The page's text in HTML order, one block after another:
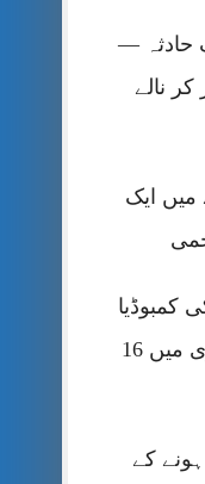
حادثہ —
نالے
میں ایک
کمبوڈیا
سے ہنگامی کال پر چکری میں 16
کے